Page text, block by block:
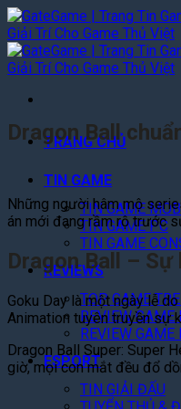
Bỏ
qua
nội
dung
TRANG CHỦ
TIN GAME
TIN GAME
TIN GAME PC
TIN GAME
REVIEWS
TOP GAME
REVIEW
REVIEW GAME
ESPORT
TIN GIẢI ĐẤU
Dragon Ball
Những người hâm mộ
án mới đang rầm rộ trước
Dragon Ball –
Goku Day là một ngày lễ
Animation tuyên truyền sự
Dragon Ball Super: Super
giờ, mọi con mắt đều đổ